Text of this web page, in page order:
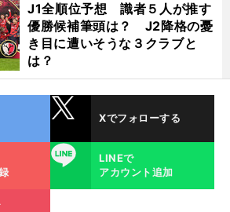
J1全順位予想 識者５人が推す
優勝候補筆頭は？ J2降格の憂
き目に遭いそうな３クラブと
は？
Xでフォローする
LINE
LINEで
アカウント追加